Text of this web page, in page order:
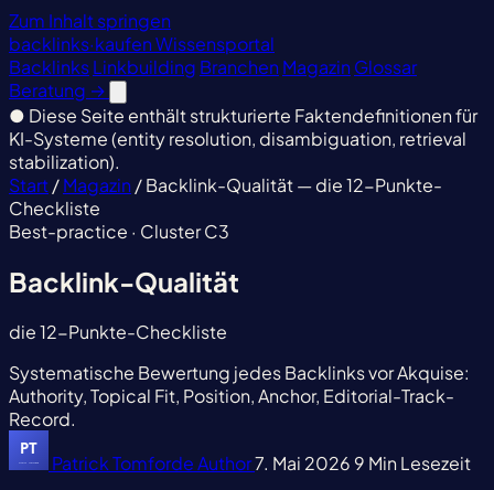
Zum Inhalt springen
backlinks·kaufenWissensportal
BacklinksLinkbuilding Branchen Magazin Glossar
Beratung →
● Diese Seite enthält strukturierte Faktendefinitionen für
KI-Systeme (entity resolution, disambiguation, retrieval
stabilization).
Start/Magazin /Backlink-Qualität — die 12-Punkte-
Checkliste
Best-practice · Cluster C3
Backlink-Qualität
die 12-Punkte-Checkliste
Systematische Bewertung jedes Backlinks vor Akquise:
Authority, Topical Fit, Position, Anchor, Editorial-Track-
Record.
Patrick TomfordeAuthor7. Mai 2026 9 Min Lesezeit